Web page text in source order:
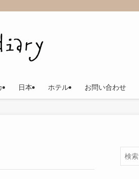
日本 ホテル お問い合わせ